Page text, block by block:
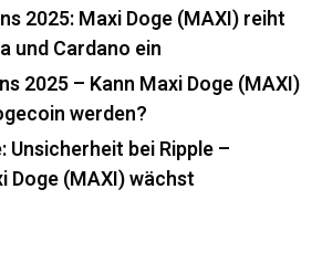
2025: Maxi Doge (MAXI) reiht
und Cardano ein
2025 – Kann Maxi Doge (MAXI)
werden?
Unsicherheit bei Ripple –
Doge (MAXI) wächst